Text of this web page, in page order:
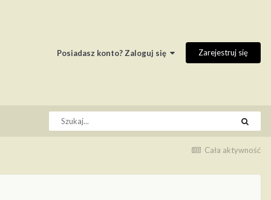
Posiadasz konto? Zaloguj się Zarejestruj się
Cała aktywność